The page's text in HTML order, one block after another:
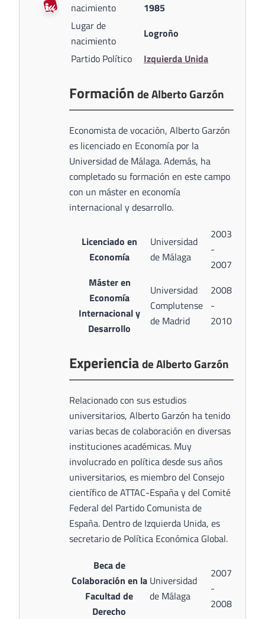
nacimiento
1985
Lugar de
nacimiento
Logroño
Partido Político
Izquierda Unida
Formación de Alberto Garzón
Economista de vocación, Alberto Garzón
es licenciado en Economía por la
Universidad de Málaga. Además, ha
completado su formación en este campo
con un máster en economía
internacional y desarrollo.
Licenciado en
Economía
Universidad
de Málaga
2003
-
2007
Máster en
Economía
Internacional y
Desarrollo
Universidad
Complutense
de Madrid
2008
-
2010
Experienciade Alberto Garzón
Relacionado con sus estudios
universitarios, Alberto Garzón ha tenido
varias becas de colaboración en diversas
instituciones académicas. Muy
involucrado en política desde sus años
universitarios, es miembro del Consejo
científico de ATTAC-España y del Comité
Federal del Partido Comunista de
España. Dentro de Izquierda Unida, es
secretario de Política Económica Global.
Beca de
Colaboración en la
Facultad de
Derecho
Universidad
de Málaga
2007
-
2008